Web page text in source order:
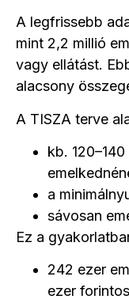
A legfrissebb
mint 2,2 millió
vagy ellátást.
alacsony
A TISZA terve
kb.
a
sávosan
Ez a
242 ezer
ezer